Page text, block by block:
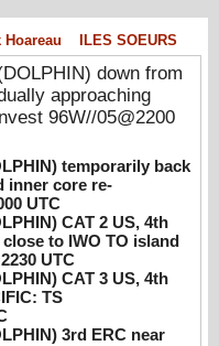
the
UTC
12
Hoareau ILES SOEURS
down from
approaching
96W//05@2200
temporarily back
inner core re-
UTC
CAT 2 US, 4th
to IWO TO island
UTC
CAT 3 US, 4th
TS
3rd ERC near